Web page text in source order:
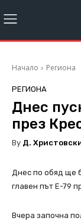
Начало Региона
РЕГИОНА
Днес
през
By Д.
Днес по обяд ще
главен път Е-79
Вчера започна